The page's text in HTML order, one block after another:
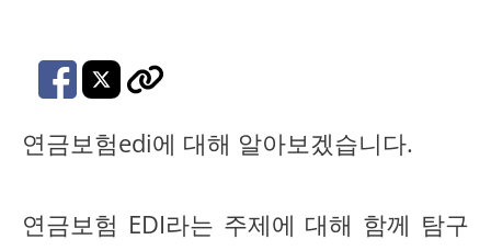
연금보험edi에 대해 알아보겠습니다.
연금보험 EDI라는 주제에 대해 함께 탐구